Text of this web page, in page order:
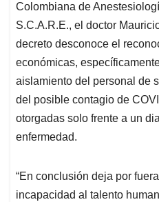
Colombiana de
S.C.A.R.E., el doctor
decreto desconoce el
económicas,
aislamiento del personal de
del posible contagio de
otorgadas solo frente a un
enfermedad.
“En conclusión deja por
incapacidad al talento